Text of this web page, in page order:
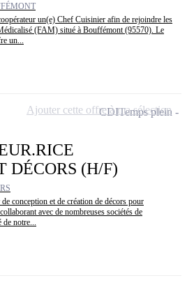
un(e) Chef Cuisinier afin de rejoindre les
(FAM) situé à Bouffémont (95570). Le
un...
DÉCORS (H/F)
conception et de création de décors pour
avec de nombreuses sociétés de
de notre...
CDITemps plein
Ajouter cette offre à ma sélection